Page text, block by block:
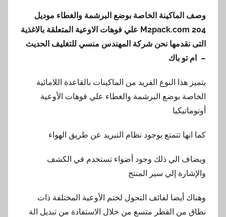
وصف الماكينة الخاصة بوضع البرشمة والغطاء موديل
204 M2pack.com
علي فوهات الاوعية المتعلقة بالاغذية
التى نقدمها نحن شركة المهندس منسي للتغليف الحديث
– ام تو باك
يتميز هذا النوع الفريد من الماكينات بالقاعدة اللامائية
الخاصة بوضع البرشمة والغطاء علي فوهات الأوعية
أوتوماتيكيا
كما انها تتمتع بوجود نظام التبريد عن طريق الهواء
ويضاف الي ذلك وجود أضواء تستخدم في الكشف
والإشارة إلي سير المنتج
وهناك أيضا لفائف التحول لختم الأوعية المختلفة ذات
نطاق من القطر متسع من خلال الاستفادة من تبديل الة